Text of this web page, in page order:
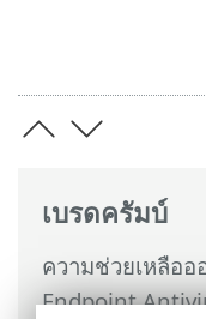
เบรดครัมบ์
ความช่วยเหลืออ
Endpoint